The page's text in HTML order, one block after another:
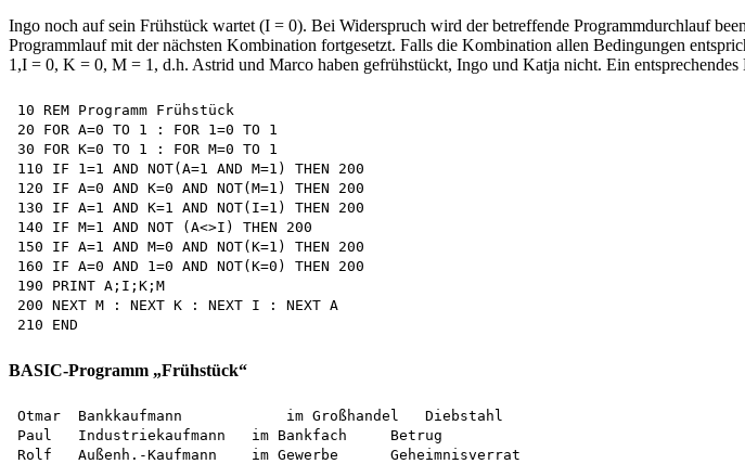
Ingo noch auf sein Frühstück wartet (I = 0). Bei Widerspruch wird der betreffende Programmdurchlauf
Programmlauf mit der nächsten Kombination fortgesetzt. Falls die Kombination allen Bedingungen
1,I = 0, K = 0, M = 1, d.h. Astrid und Marco haben gefrühstückt, Ingo und Katja nicht. Ein
10 REM Programm Frühstück
20 FOR A=0 TO 1 : FOR 1=0 TO 1
30 FOR K=0 TO 1 : FOR M=0 TO 1
110 IF 1=1 AND NOT(A=1 AND M=1) THEN 200
120 IF A=0 AND K=0 AND NOT(M=1) THEN 200
130 IF A=1 AND K=1 AND NOT(I=1) THEN 200
140 IF M=1 AND NOT (A<>I) THEN 200
150 IF A=1 AND M=0 AND NOT(K=1) THEN 200
160 IF A=0 AND 1=0 AND NOT(K=0) THEN 200
190 PRINT A;I;K;M
200 NEXT M : NEXT K : NEXT I : NEXT A
BASIC-Programm „Frühstück“
Otmar  Bankkaufmann	       im Großhandel   Diebstahl
Paul   Industriekaufmann   im Bankfach     Betrug
Rolf   Außenh.-Kaufmann	   im Gewerbe      Geheimnisverrat